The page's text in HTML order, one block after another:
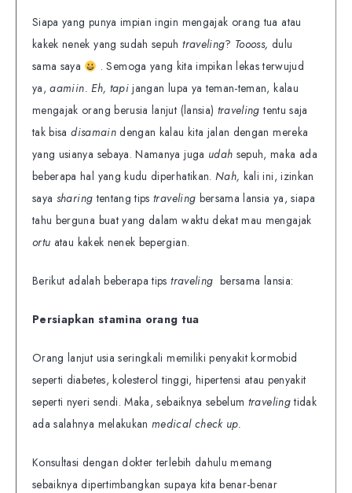
Siapa yang punya impian ingin mengajak orang tua atau
kakek nenek yang sudah sepuhtraveling? Toooss, dulu
sama saya
. Semoga yang kita impikan lekas terwujud
ya,aamiin. Eh, tapijangan lupa ya teman-teman, kalau
mengajak orang berusia lanjut (lansia) travelingtentu saja
tak bisadisamaindengan kalau kita jalan dengan mereka
yang usianya sebaya. Namanya juga udah sepuh, maka ada
beberapa hal yang kudu diperhatikan. Nah, kali ini, izinkan
saya sharingtentang tipstraveling bersama lansia ya, siapa
tahu berguna buat yang dalam waktu dekat mau mengajak
ortu atau kakek nenek bepergian.
Berikut adalah beberapa tipstravelingbersama lansia:
Persiapkan stamina orang tua
Orang lanjut usia seringkali memiliki penyakit kormobid
seperti diabetes, kolesterol tinggi, hipertensi atau penyakit
seperti nyeri sendi. Maka, sebaiknya sebelum travelingtidak
ada salahnya melakukanmedical check up.
Konsultasi dengan dokter terlebih dahulu memang
sebaiknya dipertimbangkan supaya kita benar-benar